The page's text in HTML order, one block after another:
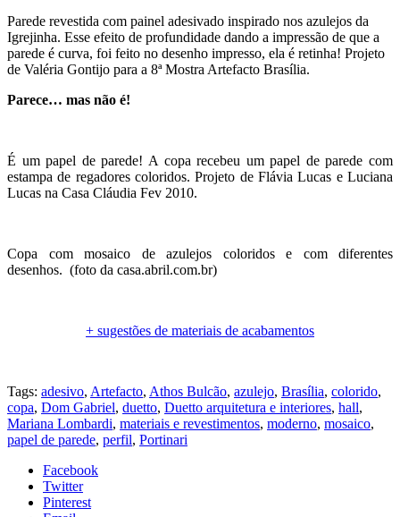
Parede revestida com painel adesivado inspirado nos azulejos da
Igrejinha. Esse efeito de profundidade dando a impressão de que a
parede é curva, foi feito no desenho impresso, ela é retinha! Projeto
de Valéria Gontijo para a 8ª Mostra Artefacto Brasília.
Parece… mas não é!
É um papel de parede! A copa recebeu um papel de parede com
estampa de regadores coloridos. Projeto de Flávia Lucas e Luciana
Lucas na Casa Cláudia Fev 2010.
Copa com mosaico de azulejos coloridos e com diferentes
desenhos. (foto da casa.abril.com.br)
+ sugestões de materiais de acabamentos
Tags: adesivo, Artefacto, Athos Bulcão, azulejo, Brasília, colorido,
copa, Dom Gabriel, duetto, Duetto arquitetura e interiores, hall,
Mariana Lombardi, materiais e revestimentos, moderno, mosaico,
papel de parede, perfil, Portinari
Facebook
Twitter
Pinterest